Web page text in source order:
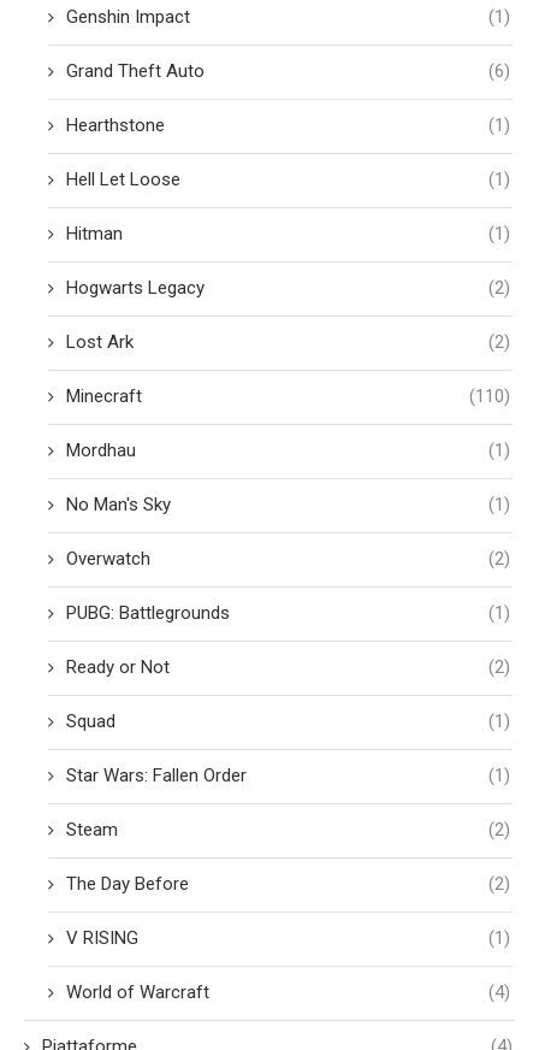
Genshin Impact (1)
Grand Theft Auto (6)
Hearthstone (1)
Hell Let Loose (1)
Hitman (1)
Hogwarts Legacy (2)
Lost Ark (2)
Minecraft (110)
Mordhau (1)
No Man's Sky (1)
Overwatch (2)
PUBG: Battlegrounds (1)
Ready or Not (2)
Squad (1)
Star Wars: Fallen Order (1)
Steam (2)
The Day Before (2)
V RISING (1)
World of Warcraft (4)